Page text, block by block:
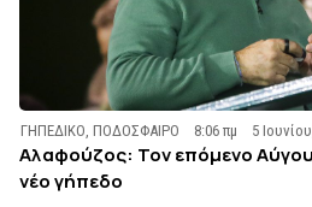
ΓΗΠΕΔΙΚΟ, ΠΟΔΟΣΦΑΙΡΟ 8:06 πμ 5
Αλαφούζος: Τον επόμενο
νέο γήπεδο